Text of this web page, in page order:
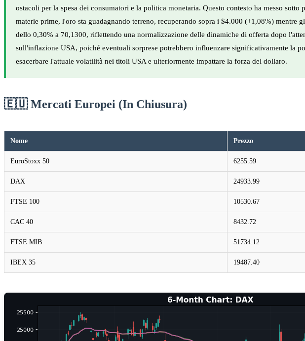
ostacoli per la spesa dei consumatori e la politica monetaria. Questo contesto ha messo
materie prime, l'oro sta guadagnando terreno, recuperando sopra i $4.000 (+1,08%)
dello 0,30% a 70,1300, riflettendo una normalizzazione delle dinamiche di offerta dopo
sull'inflazione USA, poiché eventuali sorprese potrebbero influenzare significativamente la
esacerbare l'attuale volatilità nei titoli USA e ulteriormente impattare la forza del dollaro.
🇪🇺 Mercati Europei (In Chiusura)
Nome Prezzo
EuroStoxx 50 6255.59
DAX 24933.99
FTSE 100 10530.67
CAC 40 8432.72
FTSE MIB 51734.12
IBEX 35 19487.40